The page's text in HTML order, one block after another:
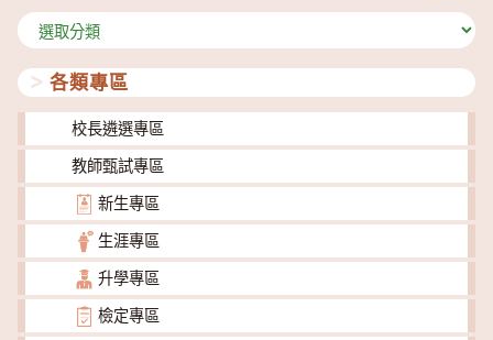
分
類
各類專區
校長遴選專區
教師甄試專區
新生專區
生涯專區
升學專區
檢定專區